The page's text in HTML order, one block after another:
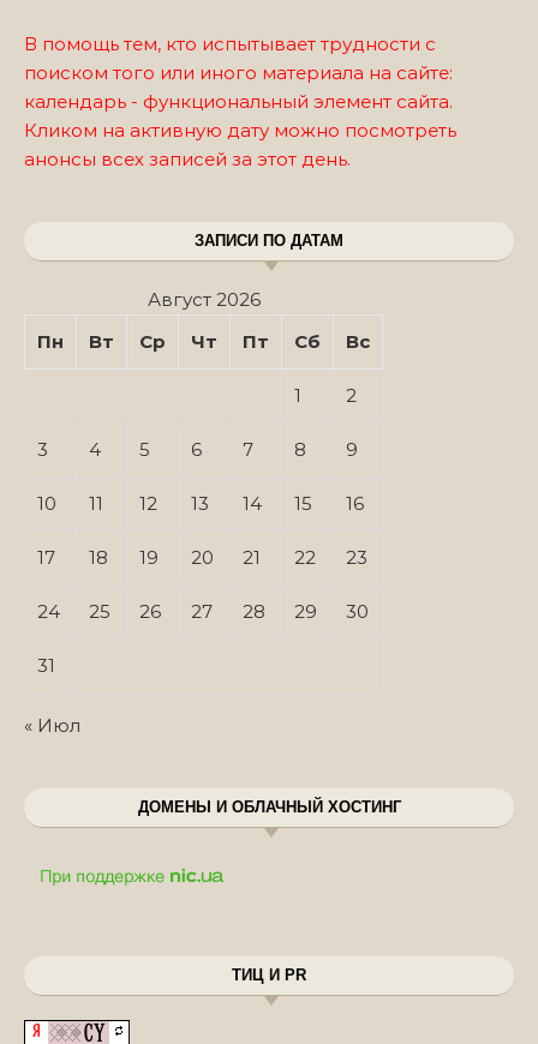
В помощь тем, кто испытывает трудности с
поиском того или иного материала на сайте:
календарь - функциональный элемент сайта.
Кликом на активную дату можно посмотреть
анонсы всех записей за этот день.
ЗАПИСИ ПО ДАТАМ
Август 2026
Пн
Вт Ср Чт Пт Сб Вс
1 2
3 4 5 6 7 8 9
10 11 12 13 14 15 16
17 18 19 20 21 22 23
24 25 26 27 28 29 30
31
« Июл
ДОМЕНЫ И ОБЛАЧНЫЙ ХОСТИНГ
ТИЦ И PR